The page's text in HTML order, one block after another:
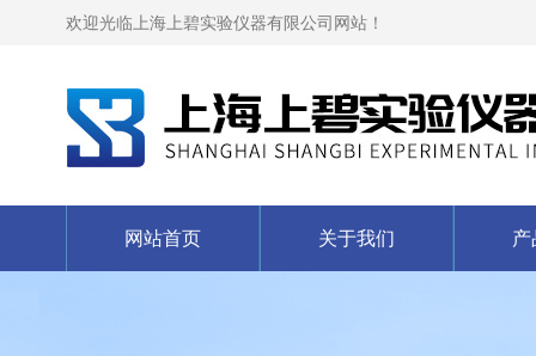
欢迎光临上海上碧实验仪器有限公司网站！
网站首页 关于我们 产